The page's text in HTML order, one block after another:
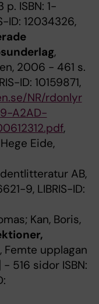
p. ISBN: 1-
ID: 12034326,
,
2006 - 461 s.
ID: 10159871,
NR/rdonlyr
A2AD-
,
Eide,
AB,
9, LIBRIS-ID:
Kan, Boris,
, Femte upplagan
516 sidor ISBN: